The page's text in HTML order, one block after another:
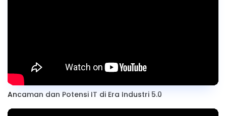
Ancaman dan Potensi IT di Era Industri 5.0